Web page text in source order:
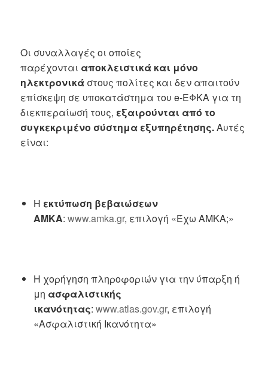
Οι συναλλαγές οι οποίες
παρέχονται αποκλειστικά και μόνο
ηλεκτρονικά στους πολίτες και δεν απαιτούν
επίσκεψη σε υποκατάστημα του e-ΕΦΚΑ για τη
διεκπεραίωσή τους, εξαιρούνται από το
συγκεκριμένο σύστημα εξυπηρέτησης.Αυτές
είναι:
Η εκτύπωση βεβαιώσεων
ΑΜΚΑ: www.amka.gr, επιλογή «Έχω ΑΜΚΑ;»
Η χορήγηση πληροφοριών για την ύπαρξη ή
μη ασφαλιστικής
ικανότητας: www.atlas.gov.gr, επιλογή
«Ασφαλιστική Ικανότητα»